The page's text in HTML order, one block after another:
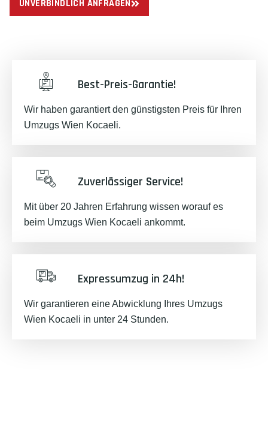
UNVERBINDLICH ANFRAGEN
Best-Preis-Garantie!
Wir haben garantiert den günstigsten Preis für Ihren
Umzugs Wien Kocaeli.
Zuverlässiger Service!
Mit über 20 Jahren Erfahrung wissen worauf es
beim Umzugs Wien Kocaeli ankommt.
Expressumzug in 24h!
Wir garantieren eine Abwicklung Ihres Umzugs
Wien Kocaeli in unter 24 Stunden.